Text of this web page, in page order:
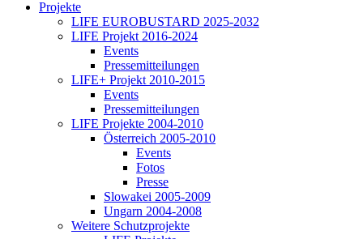
Projekte
LIFE EUROBUSTARD 2025-2032
LIFE Projekt 2016-2024
Events
Pressemitteilungen
LIFE+ Projekt 2010-2015
Events
Pressemitteilungen
LIFE Projekte 2004-2010
Österreich 2005-2010
Events
Fotos
Presse
Slowakei 2005-2009
Ungarn 2004-2008
Weitere Schutzprojekte